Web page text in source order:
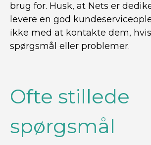
brug for. Husk, at Nets er
levere en god
ikke med at kontakte dem,
spørgsmål eller problemer.
Ofte stillede
spørgsmål